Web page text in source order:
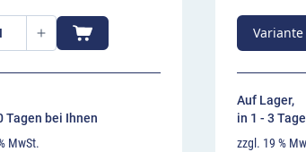
Tragegriffe
wenn es um den
der Klappbake mit
empfehlen wir unsere
Tagen bei Ihnen
MwSt.
Auf Lager,
in 1 - 3
zzgl. 19 %